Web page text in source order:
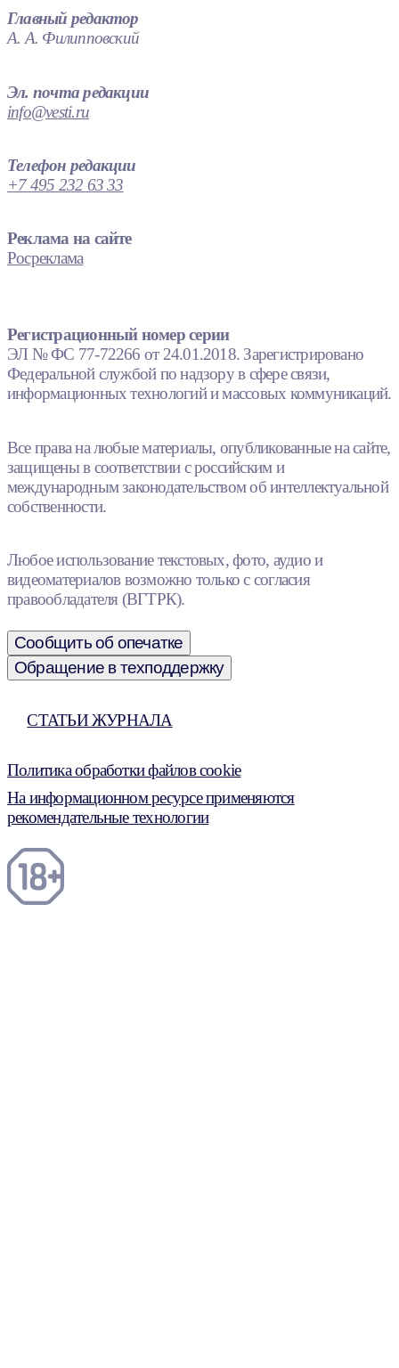
Главный редактор
А. А. Филипповский
Эл. почта редакции
info@vesti.ru
Телефон редакции
+7 495 232 63 33
Реклама на сайте
Росреклама
Регистрационный номер серии
ЭЛ № ФС 77-72266 от 24.01.2018. Зарегистрировано
Федеральной службой по надзору в сфере связи,
информационных технологий и массовых коммуникаций.
Все права на любые материалы, опубликованные на сайте,
защищены в соответствии с российским и
международным законодательством об интеллектуальной
собственности.
Любое использование текстовых, фото, аудио и
видеоматериалов возможно только с согласия
правообладателя (ВГТРК).
Сообщить об опечатке
Обращение в техподдержку
СТАТЬИ ЖУРНАЛА
Политика обработки файлов cookie
На информационном ресурсе применяются
рекомендательные технологии